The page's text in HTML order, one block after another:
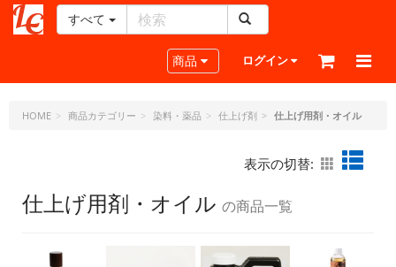
ー
ラ
ッ
ト・
すべて
Toggle navigation
商品 ログイン
HOME 商品カテゴリー 染料・薬品 仕上げ剤 仕上げ用剤・オイル
表示の切替:
仕上げ用剤・オイル の商品一覧